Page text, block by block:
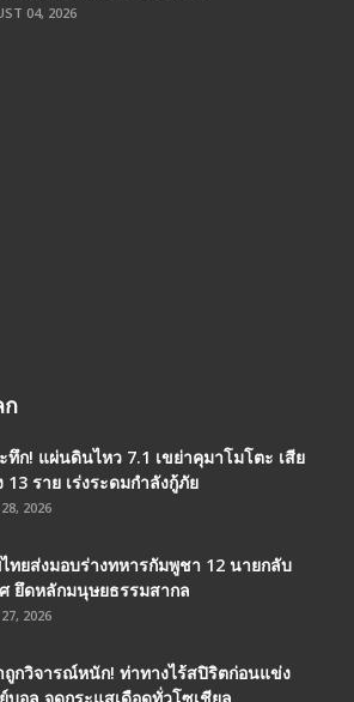
04, 2026
ก
ก! แผ่นดินไหว 7.1 เขย่าคุมาโมโตะ เสีย
13 ราย เร่งระดมกำลังกู้ภัย
2026
ทยส่งมอบร่างทหารกัมพูชา 12 นายกลับ
ยึดหลักมนุษยธรรมสากล
2026
กวิจารณ์หนัก! ท่าทางไร้สปิริตก่อนแข่ง
บอล จุดกระแสเดือดทั่วโซเชียล